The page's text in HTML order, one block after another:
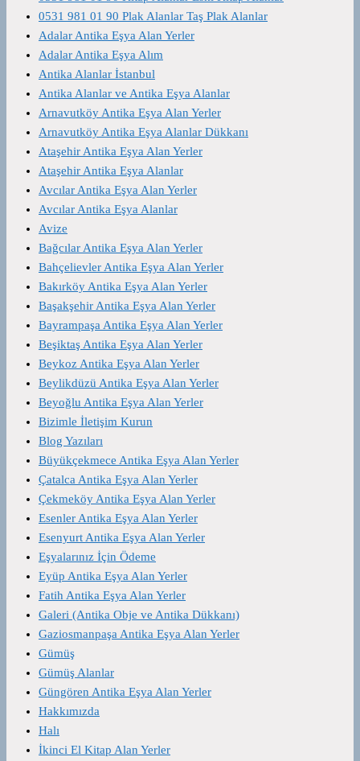
0531 981 01 90 Plak Alanlar Taş Plak Alanlar
Adalar Antika Eşya Alan Yerler
Adalar Antika Eşya Alım
Antika Alanlar İstanbul
Antika Alanlar ve Antika Eşya Alanlar
Arnavutköy Antika Eşya Alan Yerler
Arnavutköy Antika Eşya Alanlar Dükkanı
Ataşehir Antika Eşya Alan Yerler
Ataşehir Antika Eşya Alanlar
Avcılar Antika Eşya Alan Yerler
Avcılar Antika Eşya Alanlar
Avize
Bağcılar Antika Eşya Alan Yerler
Bahçelievler Antika Eşya Alan Yerler
Bakırköy Antika Eşya Alan Yerler
Başakşehir Antika Eşya Alan Yerler
Bayrampaşa Antika Eşya Alan Yerler
Beşiktaş Antika Eşya Alan Yerler
Beykoz Antika Eşya Alan Yerler
Beylikdüzü Antika Eşya Alan Yerler
Beyoğlu Antika Eşya Alan Yerler
Bizimle İletişim Kurun
Blog Yazıları
Büyükçekmece Antika Eşya Alan Yerler
Çatalca Antika Eşya Alan Yerler
Çekmeköy Antika Eşya Alan Yerler
Esenler Antika Eşya Alan Yerler
Esenyurt Antika Eşya Alan Yerler
Eşyalarınız İçin Ödeme
Eyüp Antika Eşya Alan Yerler
Fatih Antika Eşya Alan Yerler
Galeri (Antika Obje ve Antika Dükkanı)
Gaziosmanpaşa Antika Eşya Alan Yerler
Gümüş
Gümüş Alanlar
Güngören Antika Eşya Alan Yerler
Hakkımızda
Halı
İkinci El Kitap Alan Yerler